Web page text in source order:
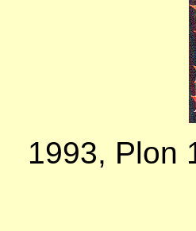
1993, Plon